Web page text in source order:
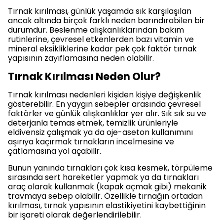
Tırnak kırılması, günlük yaşamda sık karşılaşılan
ancak altında birçok farklı neden barındırabilen bir
durumdur. Beslenme alışkanlıklarından bakım
rutinlerine, çevresel etkenlerden bazı vitamin ve
mineral eksikliklerine kadar pek çok faktör tırnak
yapısının zayıflamasına neden olabilir.
Tırnak Kırılması Neden Olur?
Tırnak kırılması nedenleri kişiden kişiye değişkenlik
gösterebilir. En yaygın sebepler arasında çevresel
faktörler ve günlük alışkanlıklar yer alır. Sık sık su ve
deterjanla temas etmek, temizlik ürünleriyle
eldivensiz çalışmak ya da oje-aseton kullanımını
aşırıya kaçırmak tırnakların incelmesine ve
çatlamasına yol açabilir.
Bunun yanında tırnakları çok kısa kesmek, törpüleme
sırasında sert hareketler yapmak ya da tırnakları
araç olarak kullanmak (kapak açmak gibi) mekanik
travmaya sebep olabilir. Özellikle tırnağın ortadan
kırılması, tırnak yapısının elastikiyetini kaybettiğinin
bir işareti olarak değerlendirilebilir.